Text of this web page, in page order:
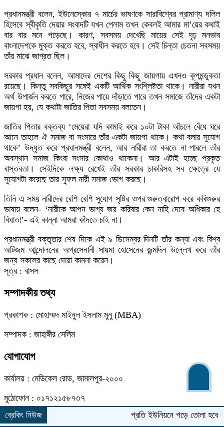
ব্রেকিং নিউজ প্রতি ইউনিয়নে গড়ে তোলা হবে প্রাইমারি
প্রধানমন্ত্রী বলেন, ইউনেস্কোর ৭ মার্চের ভাষণকে সারাবিশ্বের প্রামাণ্য দলিল
হিসেবে স্বীকৃতি দেয়ার সংবাদটি যখন পেলাম তখন কেবলই আমার মা’য়ের কথাই
বার বার মনে পড়েছে। কারণ, সবসময় দেখেছি মায়ের সেই দৃঢ় মনভাব
বাংলাদেশকে মুক্ত করতে হবে, স্বাধীন করতে হবে। সেই চিন্তা চেতনা সবসময়
তাঁর মাঝে জাগ্রত ছিল।
সরকার প্রধান বলেন, আমাদের দেশের কিছু কিছু জায়গায় এখনও কূপমন্ডুকতা
রয়েছে। কিন্তু সবকিছুর সঙ্গেই একটি আর্থিক সংশ্লিষ্টতা থাকে। নারীরা যখন
অর্থ উপার্জন করতে পারে, নিজের পায়ে দাঁড়াতে পারে তখন সমাজে তাঁদের একটা
জায়গা হয়, যে কথাটা জাতির পিতা সবসময় বলতেন।
জাতির পিতার বক্তব্য ‘মেয়েরা যদি কামাই করে ১০টা টাকা আঁচলে বেঁধে ঘরে
আনে তাহলে ঐ সমাজ বা সংসারে তাঁর একটা জায়গা থাকে। কথা বলার সুযোগ
থাকে’ উদ্ধৃত করে প্রধানমন্ত্রী বলেন, আর নারীরা তা করতে না পারলে তাঁর
অবস্থান সমাজ কিংবা সংসার কোথাও থাকেনা। আর এটাই হচ্ছে প্রকৃত
বাস্তবতা। সেইদিকে লক্ষ্য রেখেই তাঁর সরকার চাকরিসহ সব ক্ষেত্রে যে
সুযোগটা করেছে তার সুফল নারী সমাজ ভোগ করছে।
তিনি এ সময় নারীদের বেশি বেশি সুযোগ সৃষ্টির ওপর গুরুত্বারোপ করে কবিগুরুর
ভাষায় বলেন- ‘নারীকে আপন ভাগ্য জয় করিবার কেন নাহি দেবে অধিকার হে
বিধাতা’- এই কান্না আমরা কাঁদতে চাই না।
প্রধানমন্ত্রী বক্তৃতার শেষ দিকে এই ৯ ডিসেম্বর দিনটি তাঁর কন্যা এবং বিশ্ব
অটিজম আন্দোলনের অগ্রসেনানী সায়মা হোসেনের জন্মদিন উল্লেখ করে তাঁর
জন্য সকলের কাছে দোয়া কামনা করেন।
সূত্র : বাসস
সম্পাদকীয় তথ্য
প্রকাশক : মোহাম্মদ মাইনুল ইসলাম মুনু (MBA)
সম্পাদক : জাহাঙ্গীর সেলিম
যোগাযোগ
কার্যালয় : মেডিকেল রোড, জামালপুর-২০০০
মুঠোফোন : ০১৭১২১৫৮৭৩৭
ইমেইল : news.banglarchithi@gmail.com